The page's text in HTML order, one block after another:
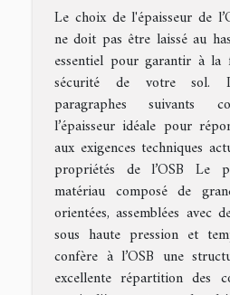
Le choix de l'épaisseur de
ne doit pas être laissé au
essentiel pour garantir à
sécurité de votre sol.
paragraphes suivants
l’épaisseur idéale pour
aux exigences techniques
propriétés de l’OSB Le
matériau composé de
orientées, assemblées avec
sous haute pression et
confère à l’OSB une
excellente répartition des